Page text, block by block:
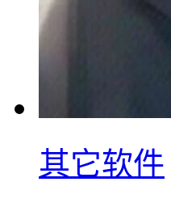
其它软件